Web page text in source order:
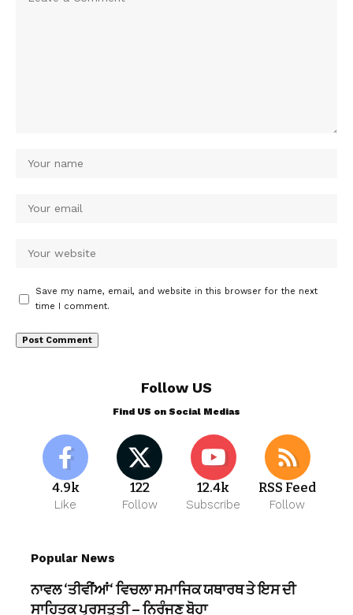
Save my name, email, and website in this browser for the next
time I comment.
Follow US
Find US on Social Medias
4.9k
Like
122
Follow
12.4k
Subscribe
RSS Feed
Follow
Popular News
ਨਾਵਲ ‘ਤੀਵੀਂਆਂ‘ ਵਿਚਲਾ ਸਮਾਜਿਕ ਯਥਾਰਥ ਤੇ ਇਸ ਦੀ
ਸਾਹਿਤਕ ਪ੍ਰਸਤੁਤੀ – ਨਿਰੰਜਣ ਬੋਹਾ